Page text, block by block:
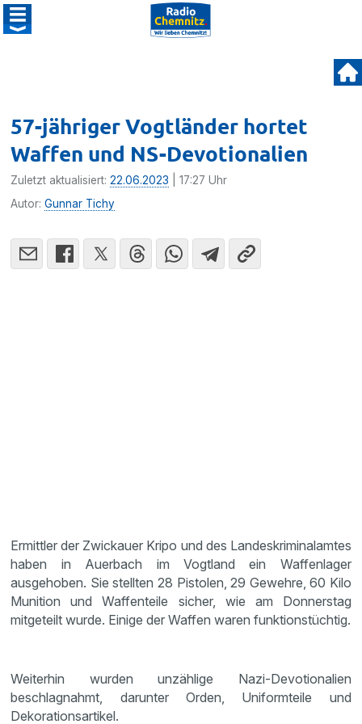
57-jähriger Vogtländer hortet
Waffen und NS-Devotionalien
Zuletzt aktualisiert:22.06.2023 | 17:27 Uhr
Autor:Gunnar Tichy
Ermittler der Zwickauer Kripo und des Landeskriminalamtes
haben in Auerbach im Vogtland ein Waffenlager
ausgehoben. Sie stellten 28 Pistolen, 29 Gewehre, 60 Kilo
Munition und Waffenteile sicher, wie am Donnerstag
mitgeteilt wurde. Einige der Waffen waren funktionstüchtig.
Weiterhin wurden unzählige Nazi-Devotionalien
beschlagnahmt, darunter Orden, Uniformteile und
Dekorationsartikel.